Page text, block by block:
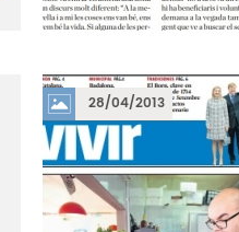
28/04/2013